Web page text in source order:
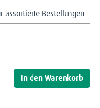
assortierte Bestellungen